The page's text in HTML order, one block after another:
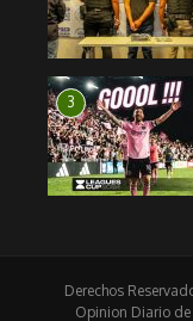
3
Derechos
Opinion Diario